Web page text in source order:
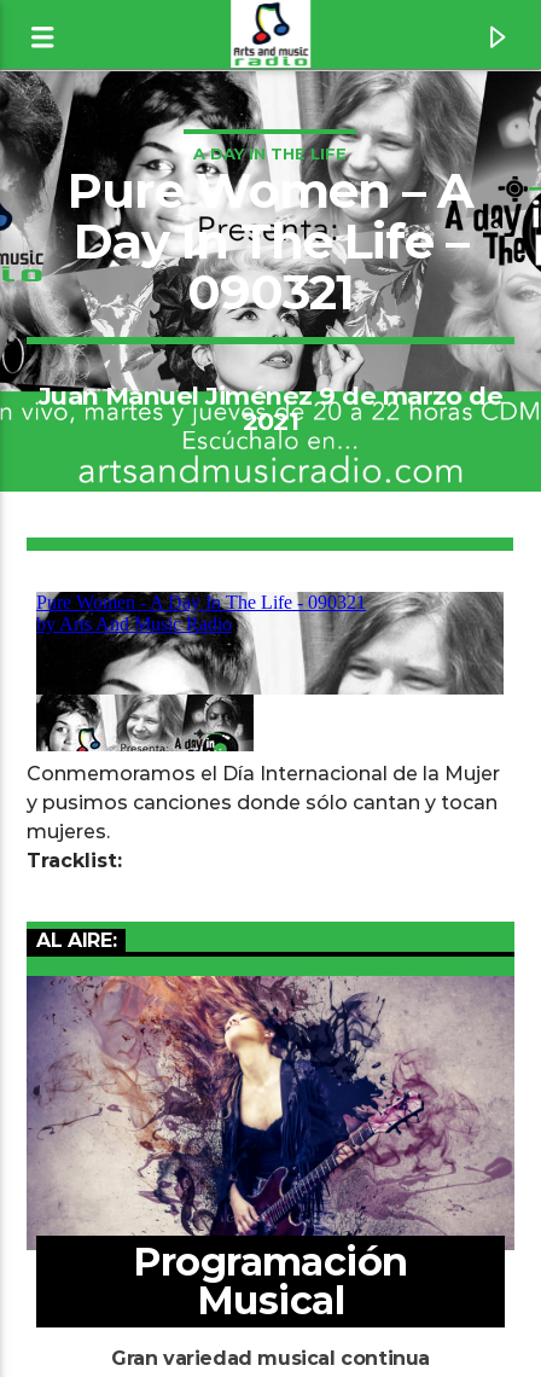
Without Me [1wen]
Arts And Music Radio
A DAY IN THE LIFE
Pure Women – A
Day In The Life –
090321
Juan Manuel Jiménez 9 de marzo de
2021
Conmemoramos el Día Internacional de la Mujer
y pusimos canciones donde sólo cantan y tocan
mujeres.
Tracklist:
AL AIRE:
Programación
Musical
Gran variedad musical continua